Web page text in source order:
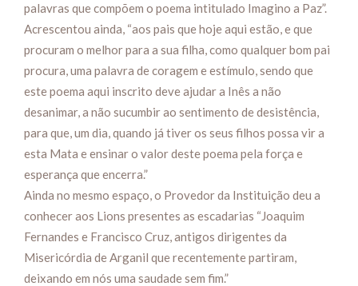
palavras que compõem o poema intitulado Imagino a Paz”.
Acrescentou ainda, “aos pais que hoje aqui estão, e que
procuram o melhor para a sua filha, como qualquer bom pai
procura, uma palavra de coragem e estímulo, sendo que
este poema aqui inscrito deve ajudar a Inês a não
desanimar, a não sucumbir ao sentimento de desistência,
para que, um dia, quando já tiver os seus filhos possa vir a
esta Mata e ensinar o valor deste poema pela força e
esperança que encerra.”
Ainda no mesmo espaço, o Provedor da Instituição deu a
conhecer aos Lions presentes as escadarias “Joaquim
Fernandes e Francisco Cruz, antigos dirigentes da
Misericórdia de Arganil que recentemente partiram,
deixando em nós uma saudade sem fim.”